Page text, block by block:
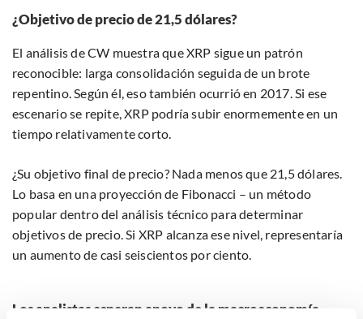
¿Objetivo de precio de 21,5 dólares?
El análisis de CW muestra que XRP sigue un patrón
reconocible: larga consolidación seguida de un brote
repentino. Según él, eso también ocurrió en 2017. Si ese
escenario se repite, XRP podría subir enormemente en un
tiempo relativamente corto.
¿Su objetivo final de precio? Nada menos que 21,5 dólares.
Lo basa en una proyección de Fibonacci – un método
popular dentro del análisis técnico para determinar
objetivos de precio. Si XRP alcanza ese nivel, representaría
un aumento de casi seiscientos por ciento.
Los analistas esperan apoyo de la macroeconomía